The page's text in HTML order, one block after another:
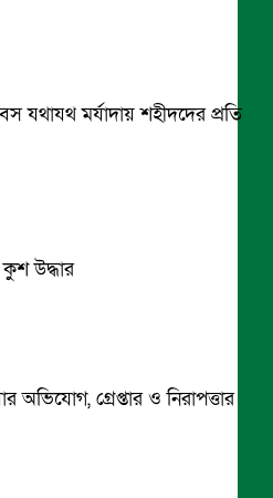
যথাযথ মর্যাদায় শহীদদের প্রতি
উদ্ধার
অভিযোগ, গ্রেপ্তার ও নিরাপত্তার